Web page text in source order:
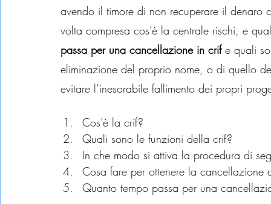
avendo il timore di non recuperare il
volta compresa cos’è la centrale rischi, e
passa per una cancellazione in crif e quali
eliminazione del proprio nome, o di quello
evitare l’inesorabile fallimento dei propri
Cos’è la crif?
Quali sono le funzioni della crif?
In che modo si attiva la procedura di
Cosa fare per ottenere la cancellazione
Quanto tempo passa per una